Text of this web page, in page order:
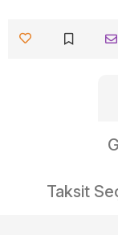
Taksit